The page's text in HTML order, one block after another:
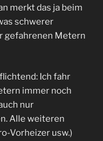
merkt das ja beim
schwerer
gefahrenen Metern
Ich fahr
immer noch
nur
Alle weiteren
Vorheizer usw.)